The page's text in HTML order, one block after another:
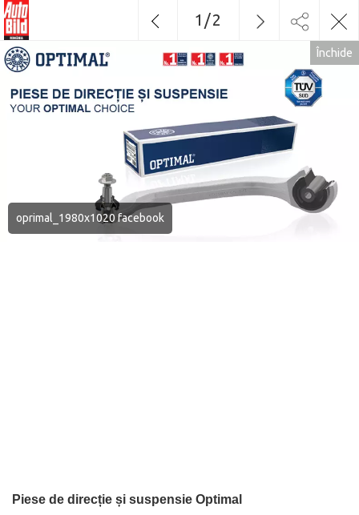
oprimal_1980x1020 facebook
Piese de direcție și suspensie Optimal
Închide
1 /2